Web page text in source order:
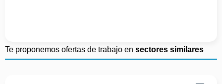
Te proponemos ofertas de trabajo en sectores similares